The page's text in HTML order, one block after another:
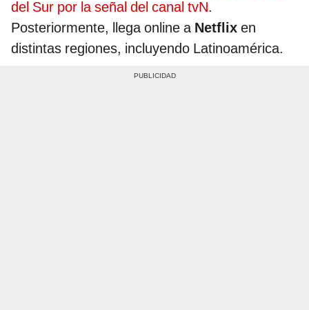
del Sur por la señal del canal tvN.
Posteriormente, llega online a Netflix en
distintas regiones, incluyendo Latinoamérica.